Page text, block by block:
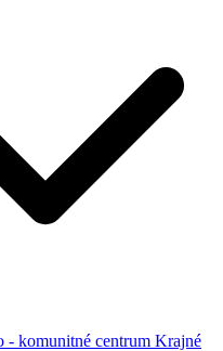
- komunitné centrum Krajné